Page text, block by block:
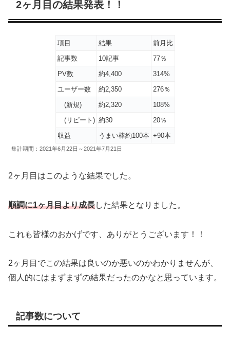
2ヶ月目の結果発表！！
項目 結果
前月比
記事数
10記事
77％
PV数
約4,400
314%
ユーザー数
約2,350
276％
(新規)
約2,320
108%
(リピート) 約30
20％
収益
うまい棒約100本 +90本
集計期間：2021年6月22日～2021年7月21日
2ヶ月目はこのような結果でした。
順調に1ヶ月目より成長した結果となりました。
これも皆様のおかげです、ありがとうございます！！
2ヶ月目でこの結果は良いのか悪いのかわかりませんが、
個人的にはまずまずの結果だったのかなと思っています。
記事数について